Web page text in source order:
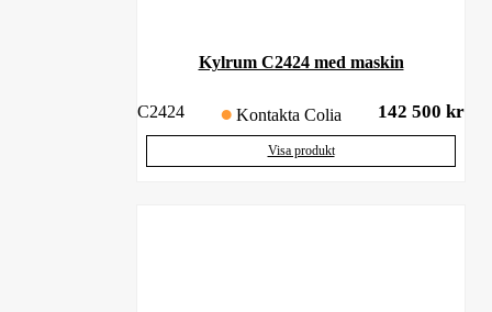
Kylrum C2424 med maskin
C2424 Kontakta Colia 142 500 kr
Visa produkt